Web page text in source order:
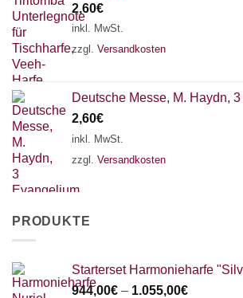
2,60€
inkl. MwSt.
zzgl. Versandkosten
Deutsche Messe, M. Haydn,
2,60€
inkl. MwSt.
zzgl. Versandkosten
PRODUKTE
Starterset Harmonieharfe
944,00€ – 1.055,00€